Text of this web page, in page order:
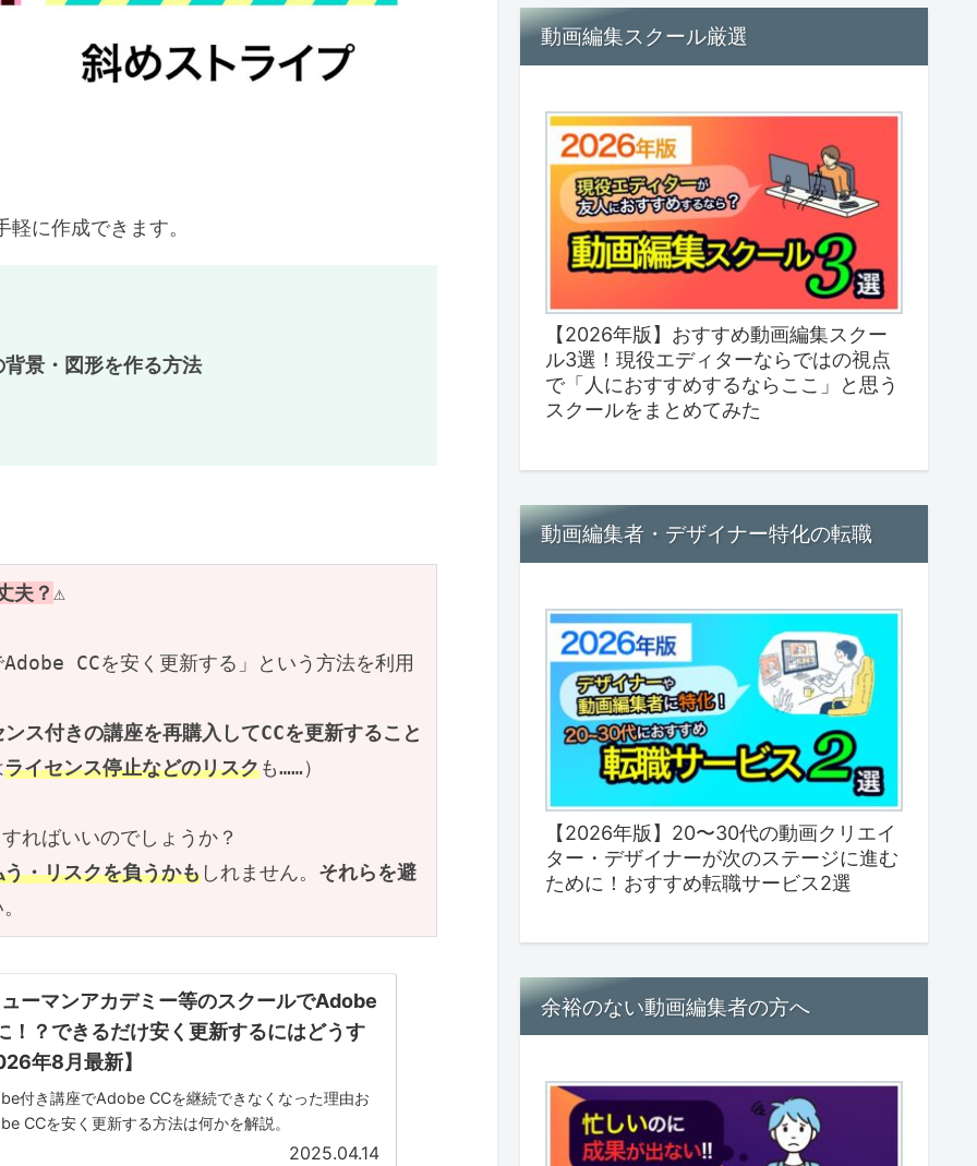
に作成できます。
景・図形を作る方法
夫？⚠️
CCを安く更新する」という方法を利用
ス付きの講座を再購入してCCを更新すること
ライセンス停止などのリスクも……）
ればいいのでしょうか？
・リスクを負うかもしれません。 それらを避
ーマンアカデミー等のスクールでAdobe
！？できるだけ安く更新するにはどうす
年8月最新】
付き講座でAdobe CCを継続できなくなった理由お
CCを安く更新する方法は何かを解説。
2025.04.14
動画編集スクール厳選
【2026年版】おすすめ動画編集スクー
ル3選！現役エディターならではの視点
で「人におすすめするならここ」と思う
スクールをまとめてみた
動画編集者・デザイナー特化の転職
【2026年版】20〜30代の動画クリエイ
ター・デザイナーが次のステージに進む
ために！おすすめ転職サービス2選
余裕のない動画編集者の方へ